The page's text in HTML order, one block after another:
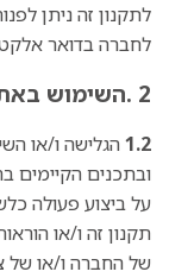
לתקנון זה ניתן
לחברה בדואר
2 .השימוש באתר ו/או באפליקציה
1.2הגלישה ו/או
ובתכנים הקיימים
על ביצוע פעולה
תקנון זה ו/או
של החברה ו/או של